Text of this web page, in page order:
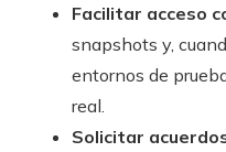
Facilitar acceso
snapshots y,
entornos de
real.
Solicitar